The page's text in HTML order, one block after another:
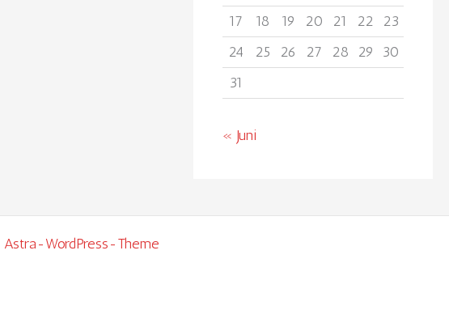
17
18 19 20 21 22
23
24
25 26 27 28 29
30
31
« Juni
Astra-WordPress-Theme